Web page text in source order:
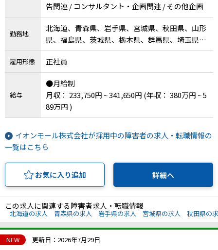
告関連 / コンサルタント・企画関連 / その他企画
勤務地
北海道、青森県、岩手県、宮城県、秋田県、山形
県、福島県、茨城県、栃木県、群馬県、埼玉県、
千葉県、東京都、神奈川県、新潟県、富山県、石
川県、山梨県、長野県、岐阜県、静岡県、愛知
県、三重県、滋賀県、京都府、大阪府、兵庫県、
奈良県、和歌山県、鳥取県、岡山県、広島県、徳
島県、香川県、愛媛県、高知県、福岡県、大分
県、宮崎県
雇用形態 正社員
給与
●月給制
月収： 233,750円 ~ 341,650円 (年収： 380万円 ~ 5
89万円 )
イオンモール株式会社が採用中の障害者の求人・転職情報の
一覧はこちら
お気に入り追加 詳細へ
この求人に関連する障害者求人・転職情報
北海道の求人 青森県の求人 岩手県の求人 宮城県の求人 秋田県の
NEW 更新日：2026年7月29日